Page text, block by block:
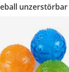
unzerstörbar